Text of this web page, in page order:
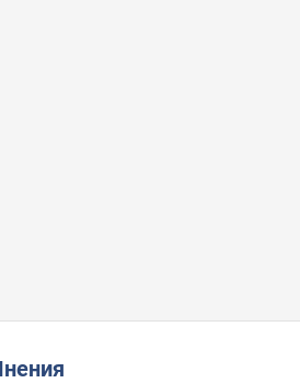
Мнения